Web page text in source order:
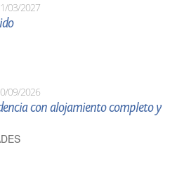
03/2027
09/2026
con alojamiento completo y